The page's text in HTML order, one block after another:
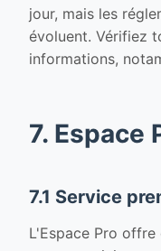
jour, mais les
évoluent. Vérifiez
informations,
7. Espace
7.1 Service
L'Espace Pro